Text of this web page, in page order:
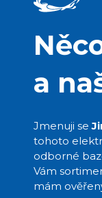
a
Jmenuji se
tohoto
odborné
Vám
mám